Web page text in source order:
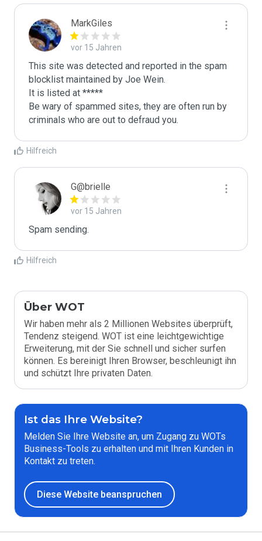
MarkGiles
vor 15 Jahren
This site was detected and reported in the spam
blocklist maintained by Joe Wein.
It is listed at *****
Be wary of spammed sites, they are often run by
criminals who are out to defraud you.
Hilfreich
G@brielle
vor 15 Jahren
Spam sending.
Hilfreich
Über WOT
Wir haben mehr als 2 Millionen Websites überprüft,
Tendenz steigend. WOT ist eine leichtgewichtige
Erweiterung, mit der Sie schnell und sicher surfen
können. Es bereinigt Ihren Browser, beschleunigt ihn
und schützt Ihre privaten Daten.
Ist das Ihre Website?
Melden Sie Ihre Website an, um Zugang zu WOTs
Business-Tools zu erhalten und mit Ihren Kunden in
Kontakt zu treten.
Diese Website beanspruchen